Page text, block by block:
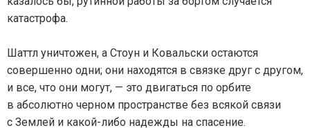
катастрофа.
Шаттл уничтожен, а Стоун и Ковальски остаются
совершенно одни; они находятся в связке друг с другом,
и все, что они могут, — это двигаться по орбите
в абсолютно черном пространстве без всякой связи
с Землей и какой-либо надежды на спасение.